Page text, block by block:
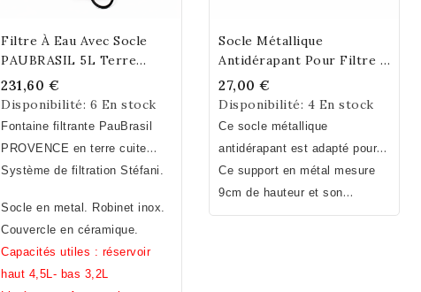
Add To Cart
Filtre À Eau Avec Socle
PAUBRASIL 5L Terre
Cuite Émaillée Blanche
231,60 €
Disponibilité: 6 En stock
Fontaine filtrante PauBrasil
PROVENCE en terre cuite
émaillée blanche. Fait
Système de filtration Stéfani.
Socle en metal. Robinet inox.
Couvercle en céramique.
Capacités utiles : réservoir
haut 4,5L- bas 3,2L
Add To Cart
Socle Métallique
Antidérapant Pour Filtre À
Eau PAUBRASIL Terre
Cuite
27,00 €
Disponibilité: 4 En stock
Ce socle métallique
antidérapant est adapté pour
recevoir les fontaines à eau
PAUBRASIL en terre cuite
gamme PROVENCE. Il peut
Ce support en métal mesure
9cm de hauteur et son
diamètre est de 20cm.